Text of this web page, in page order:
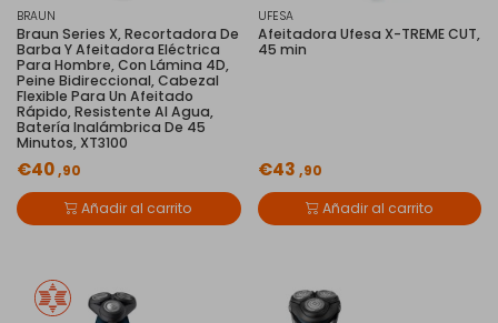
BRAUN
Braun Series X, Recortadora De
Barba Y Afeitadora Eléctrica
Para Hombre, Con Lámina 4D,
Peine Bidireccional, Cabezal
Flexible Para Un Afeitado
Rápido, Resistente Al Agua,
Batería Inalámbrica De 45
Minutos, XT3100
€40,90
Añadir al carrito
UFESA
Afeitadora Ufesa X-TREME CUT,
45 min
€43 ,90
Añadir al carrito